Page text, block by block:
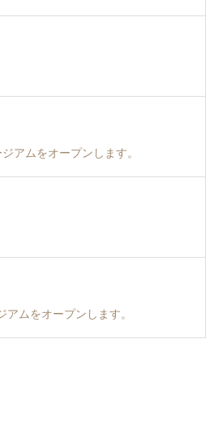
アムをオープンします。
ムをオープンします。